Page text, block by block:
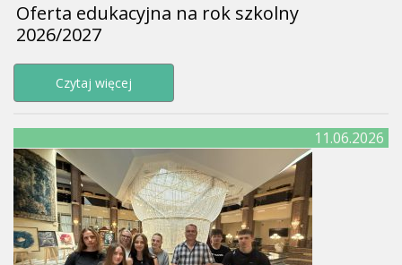
Oferta edukacyjna na rok szkolny
2026/2027
Czytaj więcej
11.06.2026